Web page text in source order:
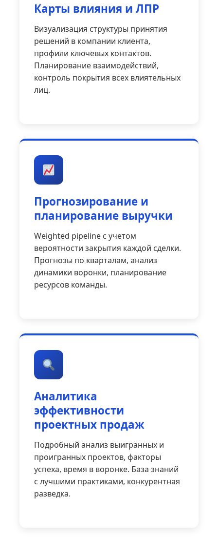
Карты влияния и ЛПР
Визуализация структуры принятия
решений в компании клиента,
профили ключевых контактов.
Планирование взаимодействий,
контроль покрытия всех влиятельных
лиц.
Прогнозирование и
планирование выручки
Weighted pipeline с учетом
вероятности закрытия каждой сделки.
Прогнозы по кварталам, анализ
динамики воронки, планирование
ресурсов команды.
Аналитика
эффективности
проектных продаж
Подробный анализ выигранных и
проигранных проектов, факторы
успеха, время в воронке. База знаний
с лучшими практиками, конкурентная
разведка.